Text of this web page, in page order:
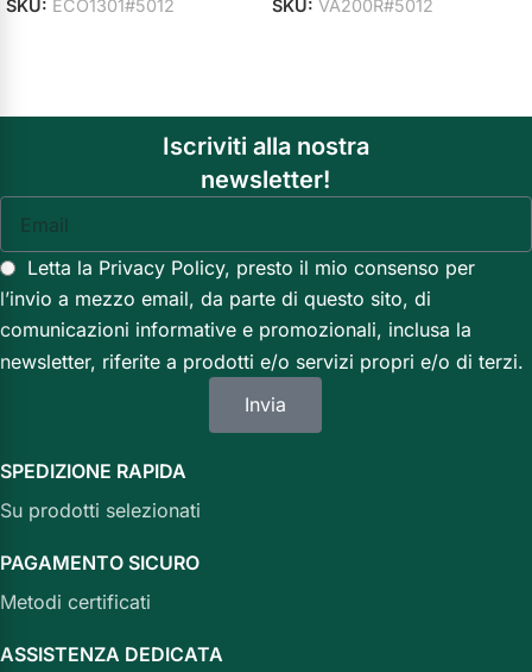
SKU: ECO1301#5012 SKU: VA200R#5012
Iscriviti alla nostra
newsletter!
Letta la Privacy Policy, presto il mio consenso per
l’invio a mezzo email, da parte di questo sito, di
comunicazioni informative e promozionali, inclusa la
newsletter, riferite a prodotti e/o servizi propri e/o di terzi.
Invia
SPEDIZIONE RAPIDA
Su prodotti selezionati
PAGAMENTO SICURO
Metodi certificati
ASSISTENZA DEDICATA